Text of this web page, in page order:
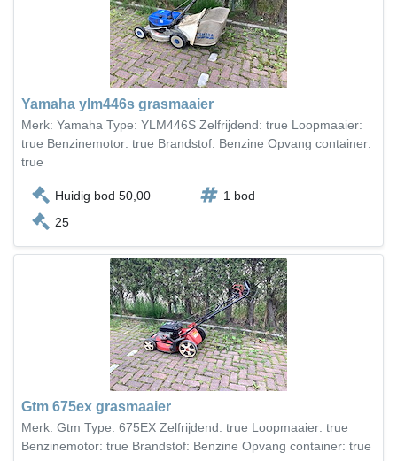
Yamaha ylm446s grasmaaier
Merk: Yamaha Type: YLM446S Zelfrijdend: true Loopmaaier:
true Benzinemotor: true Brandstof: Benzine Opvang container:
true
Huidig bod 50,00
1 bod
25
Gtm 675ex grasmaaier
Merk: Gtm Type: 675EX Zelfrijdend: true Loopmaaier: true
Benzinemotor: true Brandstof: Benzine Opvang container: true